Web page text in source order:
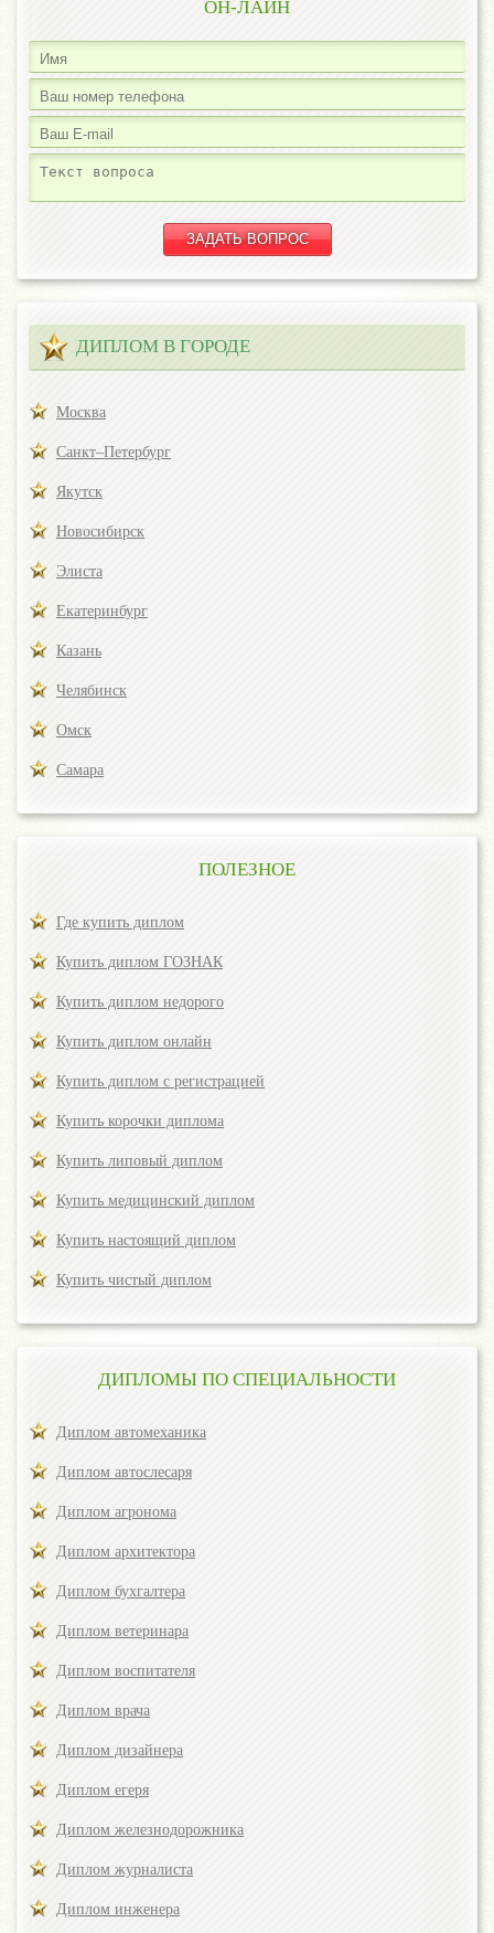
ОН-ЛАЙН
ДИПЛОМ В ГОРОДЕ
Москва
Санкт–Петербург
Якутск
Новосибирск
Элиста
Екатеринбург
Казань
Челябинск
Омск
Самара
ПОЛЕЗНОЕ
Где купить диплом
Купить диплом ГОЗНАК
Купить диплом недорого
Купить диплом онлайн
Купить диплом с регистрацией
Купить корочки диплома
Купить липовый диплом
Купить медицинский диплом
Купить настоящий диплом
Купить чистый диплом
ДИПЛОМЫ ПО СПЕЦИАЛЬНОСТИ
Диплом автомеханика
Диплом автослесаря
Диплом агронома
Диплом архитектора
Диплом бухгалтера
Диплом ветеринара
Диплом воспитателя
Диплом врача
Диплом дизайнера
Диплом егеря
Диплом железнодорожника
Диплом журналиста
Диплом инженера